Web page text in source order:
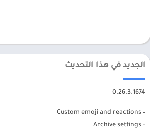
الجديد في هذا التحديث
0.26.3.1674
– Custom emoji and reactions
– Archive settings